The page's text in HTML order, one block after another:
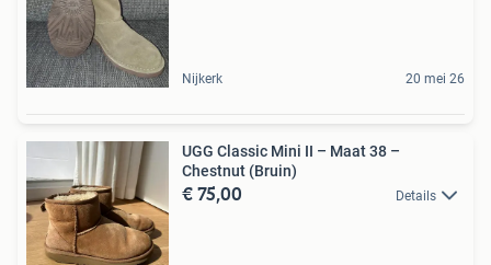
Nijkerk 20 mei 26
UGG Classic Mini II – Maat 38 –
Chestnut (Bruin)
€ 75,00 Details